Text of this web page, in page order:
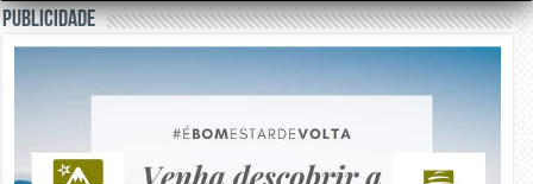
PUBLICIDADE